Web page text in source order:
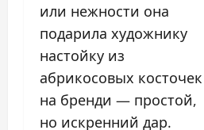
или нежности она
подарила художнику
настойку из
абрикосовых косточек
на бренди — простой,
но искренний дар.